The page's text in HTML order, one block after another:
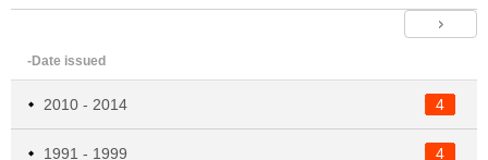
-Date issued
4
2010 - 2014
4
1991 - 1999